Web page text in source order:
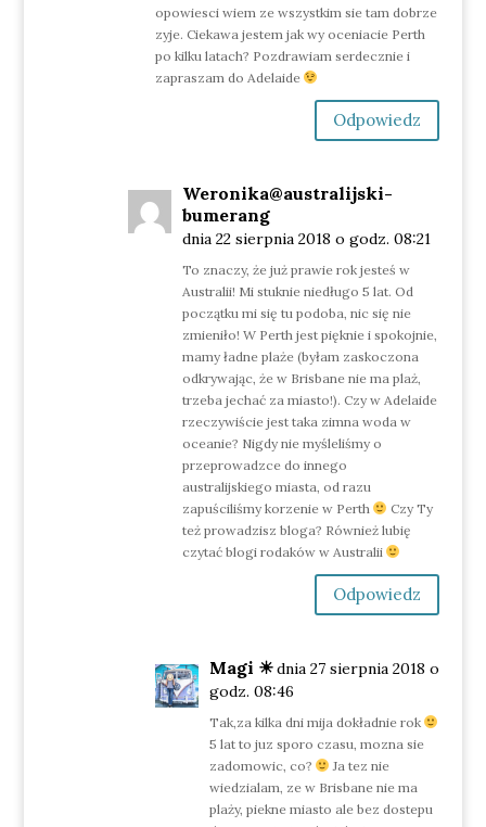
opowiesci wiem ze wszystkim sie tam dobrze
zyje. Ciekawa jestem jak wy oceniacie Perth
po kilku latach? Pozdrawiam serdecznie i
zapraszam do Adelaide
Odpowiedz
Weronika@australijski-
bumerang
dnia 22 sierpnia 2018 o godz. 08:21
To znaczy, że już prawie rok jesteś w
Australii! Mi stuknie niedługo 5 lat. Od
początku mi się tu podoba, nic się nie
zmieniło! W Perth jest pięknie i spokojnie,
mamy ładne plaże (byłam zaskoczona
odkrywając, że w Brisbane nie ma plaż,
trzeba jechać za miasto!). Czy w Adelaide
rzeczywiście jest taka zimna woda w
oceanie? Nigdy nie myśleliśmy o
przeprowadzce do innego
australijskiego miasta, od razu
zapuściliśmy korzenie w Perth
Czy Ty
też prowadzisz bloga? Również lubię
czytać blogi rodaków w Australii
Odpowiedz
Magi ☀︎dnia 27 sierpnia 2018 o
godz. 08:46
Tak,za kilka dni mija dokładnie rok
5 lat to juz sporo czasu, mozna sie
zadomowic, co?
Ja tez nie
wiedzialam, ze w Brisbane nie ma
plaży, piekne miasto ale bez dostepu